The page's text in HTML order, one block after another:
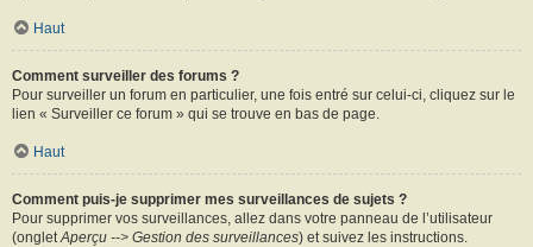
Haut
Comment surveiller des forums ?
Pour surveiller un forum en particulier, une fois entré sur celui-ci, cliquez sur le
lien « Surveiller ce forum » qui se trouve en bas de page.
Haut
Comment puis-je supprimer mes surveillances de sujets ?
Pour supprimer vos surveillances, allez dans votre panneau de l’utilisateur
(ongletAperçu --> Gestion des surveillances) et suivez les instructions.